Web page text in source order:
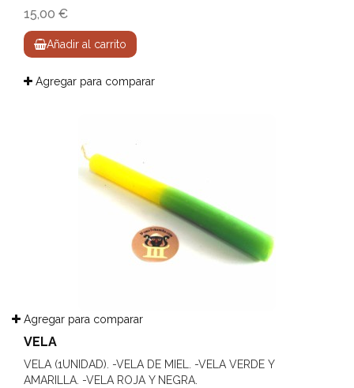
15,00 €
Añadir al carrito
Agregar para comparar
Agregar para comparar
VELA
VELA (1UNIDAD). -VELA DE MIEL. -VELA VERDE Y
AMARILLA. -VELA ROJA Y NEGRA.